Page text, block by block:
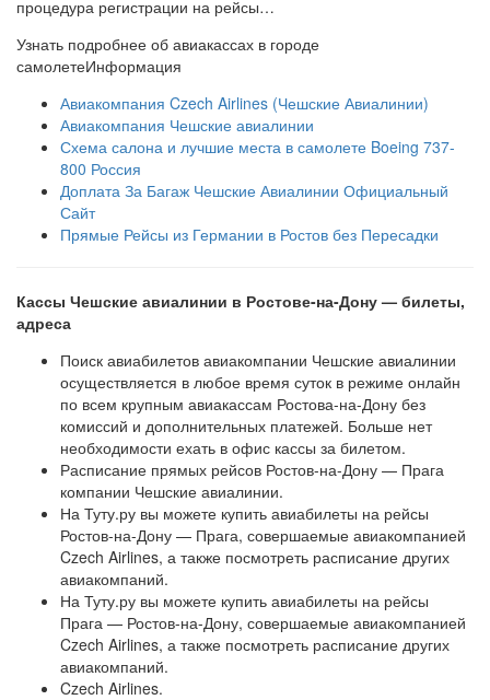
процедура регистрации на рейсы…
Узнать подробнее об авиакассах в городе
самолетеИнформация
Авиакомпания Czech Airlines (Чешские Авиалинии)
Авиакомпания Чешские авиалинии
Схема салона и лучшие места в самолете Boeing 737-
800 Россия
Доплата За Багаж Чешские Авиалинии Официальный
Сайт
Прямые Рейсы из Германии в Ростов без Пересадки
Кассы Чешские авиалинии в Ростове-на-Дону — билеты,
адреса
Поиск авиабилетов авиакомпании Чешские авиалинии
осуществляется в любое время суток в режиме онлайн
по всем крупным авиакассам Ростова-на-Дону без
комиссий и дополнительных платежей. Больше нет
необходимости ехать в офис кассы за билетом.
Расписание прямых рейсов Ростов-на-Дону — Прага
компании Чешские авиалинии.
На Туту.ру вы можете купить авиабилеты на рейсы
Ростов-на-Дону — Прага, совершаемые авиакомпанией
Czech Airlines, а также посмотреть расписание других
авиакомпаний.
На Туту.ру вы можете купить авиабилеты на рейсы
Прага — Ростов-на-Дону, совершаемые авиакомпанией
Czech Airlines, а также посмотреть расписание других
авиакомпаний.
Czech Airlines.